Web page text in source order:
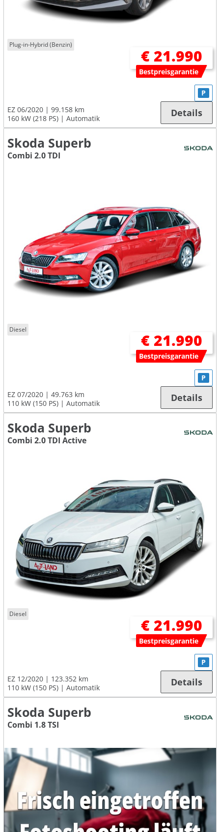
Plug-in-Hybrid (Benzin)
€ 21.990
Bestpreisgarantie
EZ 06/2020
99.158 km
160 kW (218 PS)
Automatik
P
Details
Skoda Superb
Combi 2.0 TDI
Diesel
€ 21.990
Bestpreisgarantie
EZ 07/2020
49.763 km
110 kW (150 PS)
Automatik
P
Details
Skoda Superb
Combi 2.0 TDI Active
Diesel
€ 21.990
Bestpreisgarantie
EZ 12/2020
123.352 km
110 kW (150 PS)
Automatik
P
Details
Skoda Superb
Combi 1.8 TSI